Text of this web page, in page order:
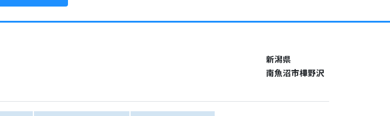
新潟県
南魚沼市樺野沢